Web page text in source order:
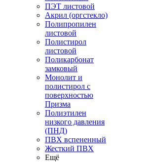
ПЭТ листовой
Акрил (оргстекло)
Полипропилен
листовой
Полистирол
листовой
Поликарбонат
замковый
Монолит и
полистирол с
поверхностью
Призма
Полиэтилен
низкого давления
(ПНД)
ПВХ вспененный
Жесткий ПВХ
Ещё